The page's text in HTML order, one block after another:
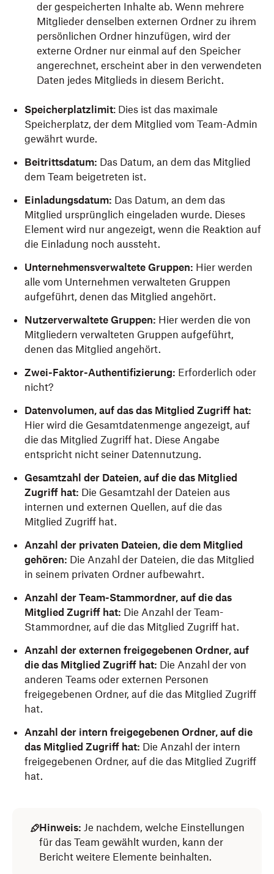
der gespeicherten Inhalte ab. Wenn mehrere
Mitglieder denselben externen Ordner zu ihrem
persönlichen Ordner hinzufügen, wird der
externe Ordner nur einmal auf den Speicher
angerechnet, erscheint aber in den verwendeten
Daten jedes Mitglieds in diesem Bericht.
Speicherplatzlimit: Dies ist das maximale
Speicherplatz, der dem Mitglied vom Team-Admin
gewährt wurde.
Beitrittsdatum: Das Datum, an dem das Mitglied
dem Team beigetreten ist.
Einladungsdatum: Das Datum, an dem das
Mitglied ursprünglich eingeladen wurde. Dieses
Element wird nur angezeigt, wenn die Reaktion auf
die Einladung noch aussteht.
Unternehmensverwaltete Gruppen: Hier werden
alle vom Unternehmen verwalteten Gruppen
aufgeführt, denen das Mitglied angehört.
Nutzerverwaltete Gruppen: Hier werden die von
Mitgliedern verwalteten Gruppen aufgeführt,
denen das Mitglied angehört.
Zwei-Faktor-Authentifizierung: Erforderlich oder
nicht?
Datenvolumen, auf das das Mitglied Zugriff hat:
Hier wird die Gesamtdatenmenge angezeigt, auf
die das Mitglied Zugriff hat. Diese Angabe
entspricht nicht seiner Datennutzung.
Gesamtzahl der Dateien, auf die das Mitglied
Zugriff hat: Die Gesamtzahl der Dateien aus
internen und externen Quellen, auf die das
Mitglied Zugriff hat.
Anzahl der privaten Dateien, die dem Mitglied
gehören: Die Anzahl der Dateien, die das Mitglied
in seinem privaten Ordner aufbewahrt.
Anzahl der Team-Stammordner, auf die das
Mitglied Zugriff hat: Die Anzahl der Team-
Stammordner, auf die das Mitglied Zugriff hat.
Anzahl der externen freigegebenen Ordner, auf
die das Mitglied Zugriff hat: Die Anzahl der von
anderen Teams oder externen Personen
freigegebenen Ordner, auf die das Mitglied Zugriff
hat.
Anzahl der intern freigegebenen Ordner, auf die
das Mitglied Zugriff hat: Die Anzahl der intern
freigegebenen Ordner, auf die das Mitglied Zugriff
hat.
Hinweis: Je nachdem, welche Einstellungen
für das Team gewählt wurden, kann der
Bericht weitere Elemente beinhalten.